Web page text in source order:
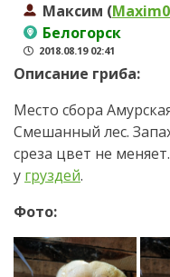
Максим (
Белогорск
2018.08.19 02:41
Описание гриба:
Место сбора
Смешанный лес.
среза цвет не
у груздей.
Фото: